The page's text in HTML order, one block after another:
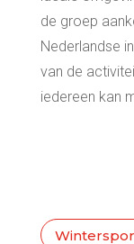
de groep
Nederlandse
van de
iedereen kan